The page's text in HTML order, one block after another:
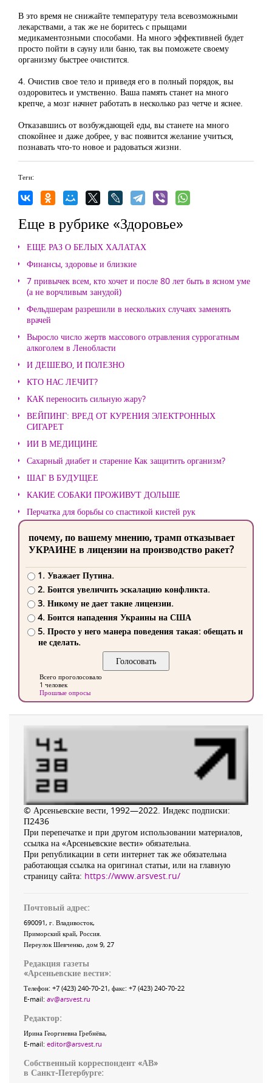
В это время не снижайте температуру тела всевозможными
лекарствами, а так же не боритесь с прыщами
медикаментозными способами. На много эффективней будет
просто пойти в сауну или баню, так вы поможете своему
организму быстрее очистится.
4. Очистив свое тело и приведя его в полный порядок, вы
оздоровитесь и умственно. Ваша память станет на много
крепче, а мозг начнет работать в несколько раз четче и яснее.
Отказавшись от возбуждающей еды, вы станете на много
спокойнее и даже добрее, у вас появится желание учиться,
познавать что-то новое и радоваться жизни.
Теги:
Еще в рубрике «Здоровье»
ЕЩЕ РАЗ О БЕЛЫХ ХАЛАТАХ
Финансы, здоровье и близкие
7 привычек всем, кто хочет и после 80 лет быть в ясном уме
(а не ворчливым занудой)
Фельдшерам разрешили в нескольких случаях заменять
врачей
Выросло число жертв массового отравления суррогатным
алкоголем в Ленобласти
И ДЕШЕВО, И ПОЛЕЗНО
КТО НАС ЛЕЧИТ?
КАК переносить сильную жару?
ВЕЙПИНГ: ВРЕД ОТ КУРЕНИЯ ЭЛЕКТРОННЫХ
СИГАРЕТ
ИИ В МЕДИЦИНЕ
Сахарный диабет и старение Как защитить организм?
ШАГ В БУДУЩЕЕ
КАКИЕ СОБАКИ ПРОЖИВУТ ДОЛЬШЕ
Перчатка для борьбы со спастикой кистей рук
почему, по вашему мнению, трамп отказывает
УКРАИНЕ в лицензии на производство ракет?
1. Уважает Путина.
2. Боится увеличить эскалацию конфликта.
3. Никому не дает такие лицензии.
4. Боится нападения Украины на США
5. Просто у него манера поведения такая: обещать и
не сделать.
Всего проголосовало
1 человек
Прошлые опросы
© Арсеньевские вести, 1992—2022. Индекс подписки:
П2436
При перепечатке и при другом использовании материалов,
ссылка на «Арсеньевские вести» обязательна.
При републикации в сети интернет так же обязательна
работающая ссылка на оригинал статьи, или на главную
страницу сайта: https://www.arsvest.ru/
Почтовый адрес:
690091, г. Владивосток,
Приморский край, Россия
Переулок Шевченко, дом 9, 27
Редакция газеты
«Арсеньевские вести»:
Телефон: +7 (423) 240-70-21, факс: +7 (423) 240-70-22
E-mail: av@arsvest.ru
Редактор:
Ирина Георгиевна Гребнёва,
E-mail: editor@arsvest.ru
Собственный корреспондент «АВ»
в Санкт-Петербурге: